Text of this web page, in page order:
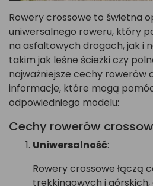
Rowery crossowe to świetna
uniwersalnego roweru, który
na asfaltowych drogach, jak i
takim jak leśne ścieżki czy
najważniejsze cechy rowerów
informacje, które mogą
odpowiedniego modelu:
Cechy rowerów
Uniwersalność:
Rowery crossowe łączą
trekkingowych i górskich,